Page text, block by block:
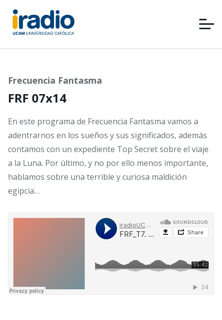
Pasar
contenido
principal
Frecuencia Fantasma
FRF 07x14
En este programa de Frecuencia Fantasma vamos a
adentrarnos en los sueños y sus significados, además
contamos con un expediente Top Secret sobre el viaje
a la Luna. Por último, y no por ello menos importante,
hablamos sobre una terrible y curiosa maldición
egipcia…